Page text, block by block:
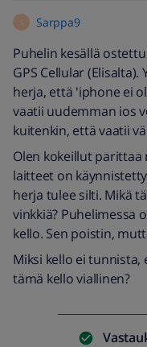
S Sarppa9
Puhelin kesällä ostettu
GPS Cellular
herja, että 'iphone ei
vaatii uudemman ios
kuitenkin, että vaatii
Olen kokeillut
laitteet on
herja tulee silti. Mikä
vinkkiä? Puhelimessa
kello. Sen poistin,
Miksi kello ei tunnista,
tämä kello viallinen?